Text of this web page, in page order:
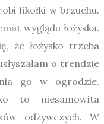
fikołki w brzuchu.
wyglądu łożyska.
że łożysko trzeba
o trendzie
go w ogrodzie.
to niesamowita
odżywczych. W